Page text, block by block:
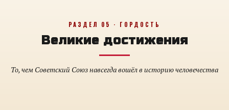
РАЗДЕЛ 05 · ГОРДОСТЬ
Великие достижения
То, чем Советский Союз навсегда вошёл в историю человечества